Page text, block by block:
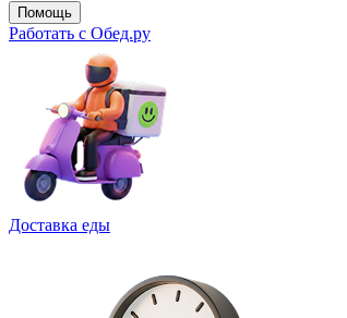
Помощь
Работать с Обед.ру
Доставка еды